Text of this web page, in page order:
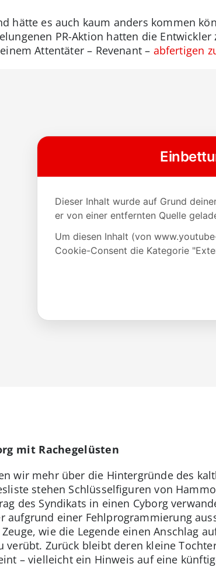
hätte es auch kaum anders kommen
PR-Aktion hatten die
Attentäter – Revenant – abfertigen
mit Rachegelüsten
wir mehr über die Hintergründe des
stehen Schlüsselfiguren von
des Syndikats in einen Cyborg
aufgrund einer Fehlprogrammierung
wie die Legende einen Anschlag
verübt. Zurück bleibt deren kleine
– vielleicht ein Hinweis auf eine